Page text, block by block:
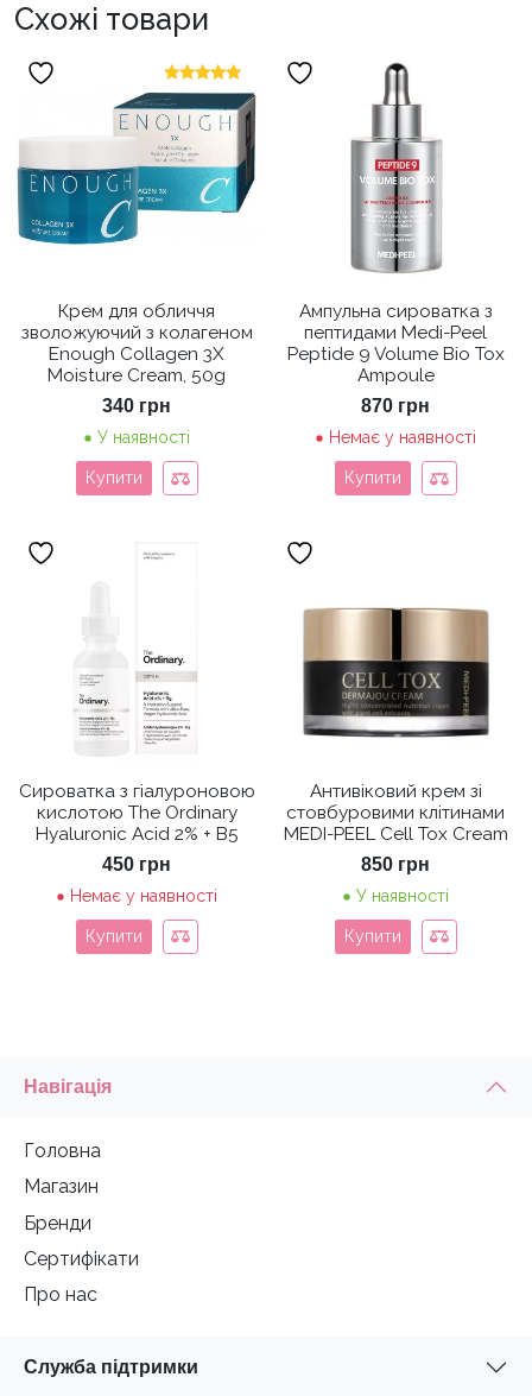
Схожі товари
Крем для обличчя
зволожуючий з колагеном
Enough Collagen 3X
Moisture Cream, 50g
Оцінено в
5.00з 5
340 грн
У наявності
Купити
Ампульна сироватка з
пептидами Medi-Peel
Peptide 9 Volume Bio Tox
Ampoule
870 грн
Немає у наявності
Купити
Сироватка з гіалуроновою
кислотою The Ordinary
Hyaluronic Acid 2% + B5
450 грн
Немає у наявності
Купити
Антивіковий крем зі
стовбуровими клітинами
MEDI-PEEL Cell Tox Cream
850 грн
У наявності
Купити
Навігація
Головна
Магазин
Бренди
Сертифікати
Про нас
Служба підтримки